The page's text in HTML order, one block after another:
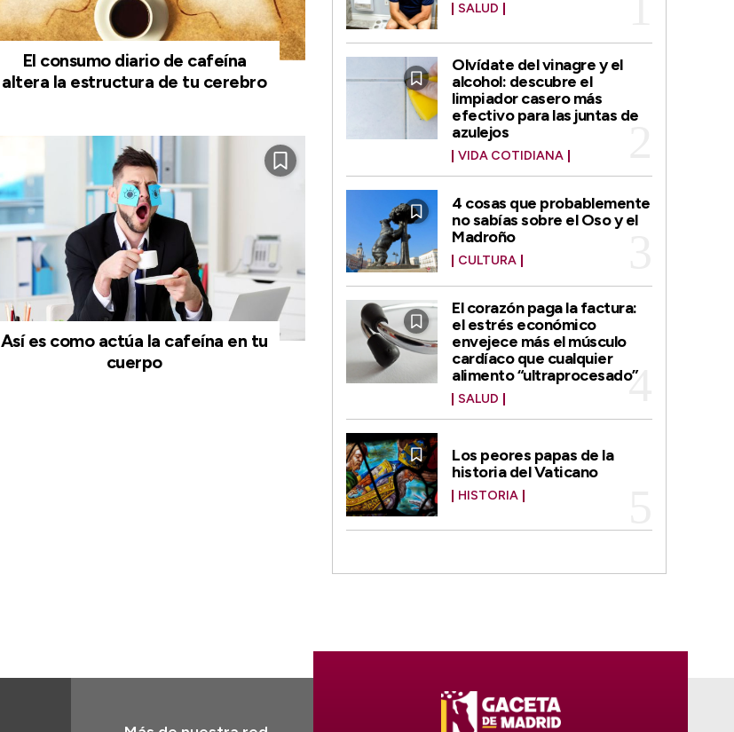
El consumo diario de cafeína
altera la estructura de tu cerebro
Así es como actúa la cafeína en tu
cuerpo
SALUD
Olvídate del vinagre y el
alcohol: descubre el
limpiador casero más
efectivo para las juntas de
azulejos
VIDA COTIDIANA
4 cosas que probablemente
no sabías sobre el Oso y el
Madroño
CULTURA
El corazón paga la factura:
el estrés económico
envejece más el músculo
cardíaco que cualquier
alimento “ultraprocesado”
SALUD
Los peores papas de la
historia del Vaticano
HISTORIA